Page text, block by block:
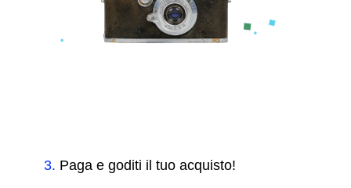
3. Paga e goditi il tuo acquisto!